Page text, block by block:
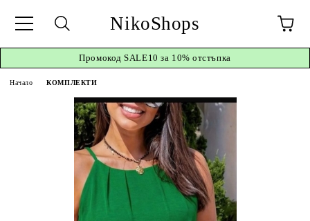
NikoShops
ПромокодSALE10 за 10% отстъпка
Начало КОМПЛЕКТИ